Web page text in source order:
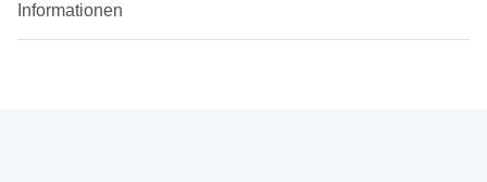
Informationen